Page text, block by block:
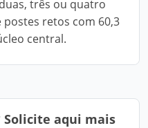
três ou quatro
retos com 60,3
central.
Solicite aqui mais